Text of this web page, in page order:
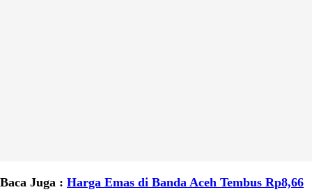
Baca Juga : Harga Emas di Banda Aceh Tembus Rp8,66